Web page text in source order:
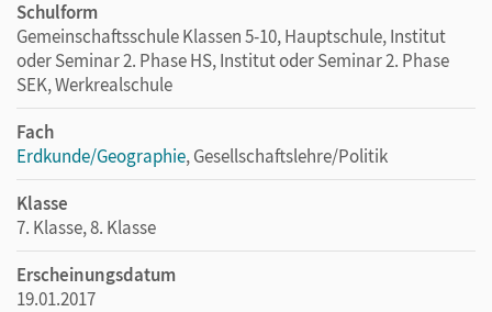
Schulform
Gemeinschaftsschule Klassen 5-10, Hauptschule, Institut
oder Seminar 2. Phase HS, Institut oder Seminar 2. Phase
SEK, Werkrealschule
Fach
Erdkunde/Geographie, Gesellschaftslehre/Politik
Klasse
7. Klasse, 8. Klasse
Erscheinungsdatum
19.01.2017